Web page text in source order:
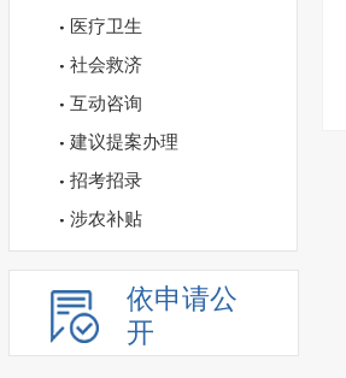
医疗卫生
社会救济
互动咨询
建议提案办理
招考招录
涉农补贴
依申请公
开